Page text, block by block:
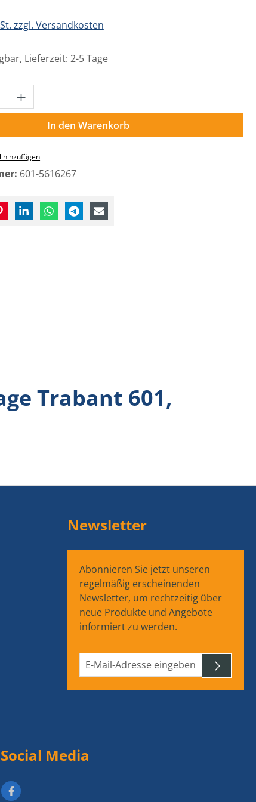
zzgl. Versandkosten
Lieferzeit: 2-5 Tage
Gib den gewünschten Wert
In den Warenkorb
hinzufügen
601-5616267
Trabant 601,
Newsletter
Abonnieren Sie jetzt unseren
regelmäßig erscheinenden
Newsletter, um rechtzeitig über
neue Produkte und Angebote
informiert zu werden.
Social Media